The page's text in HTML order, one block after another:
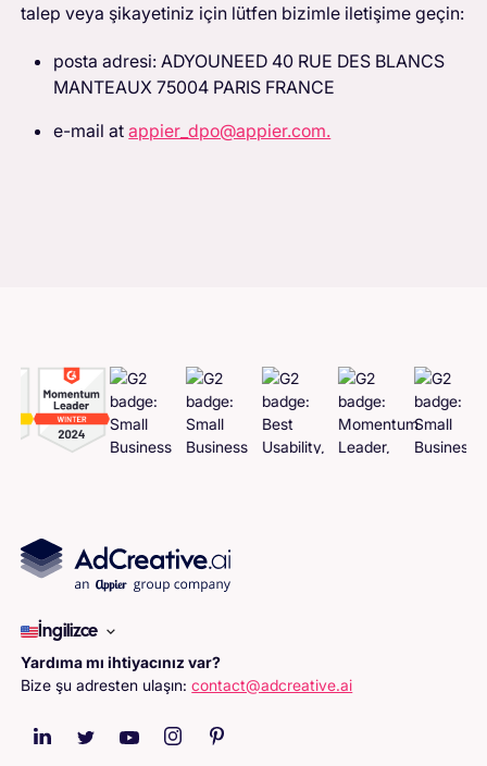
talep veya şikayetiniz için lütfen bizimle iletişime geçin:
posta adresi: ADYOUNEED 40 RUE DES BLANCS
MANTEAUX 75004 PARIS FRANCE
e-mail atappier_dpo@appier.com.
İngilizce
Yardıma mı ihtiyacınız var?
Bize şu adresten ulaşın:contact@adcreative.ai